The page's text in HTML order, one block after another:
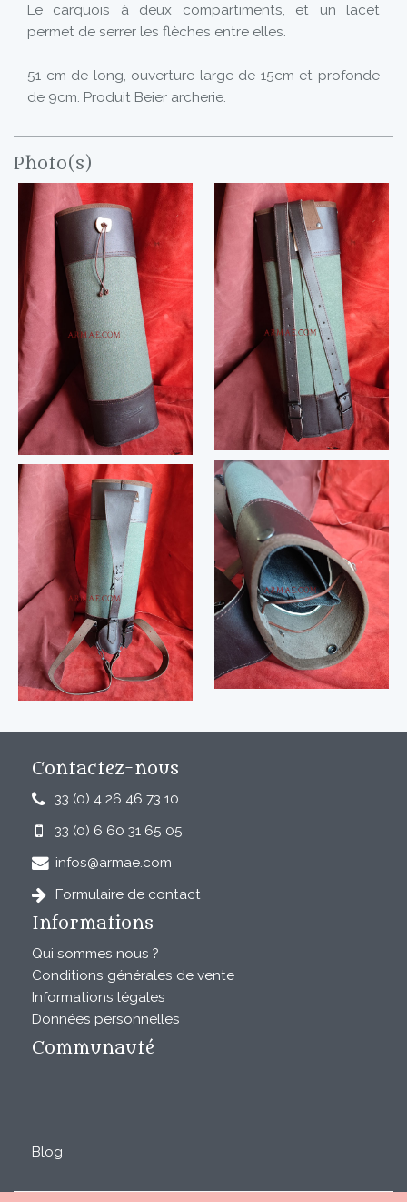
Le carquois à deux compartiments, et un lacet
permet de serrer les flèches entre elles.
51 cm de long, ouverture large de 15cm et profonde
de 9cm. Produit Beier archerie.
Photo(s)
Contactez-nous
33 (0) 4 26 46 73 10
33 (0) 6 60 31 65 05
infos@armae.com
Formulaire de contact
Informations
Qui sommes nous ?
Conditions générales de vente
Informations légales
Données personnelles
Communauté
Blog